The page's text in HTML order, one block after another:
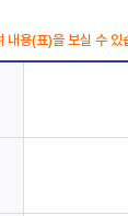
내용(표)을 보실 수 있